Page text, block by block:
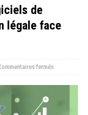
de
légale face
fermés